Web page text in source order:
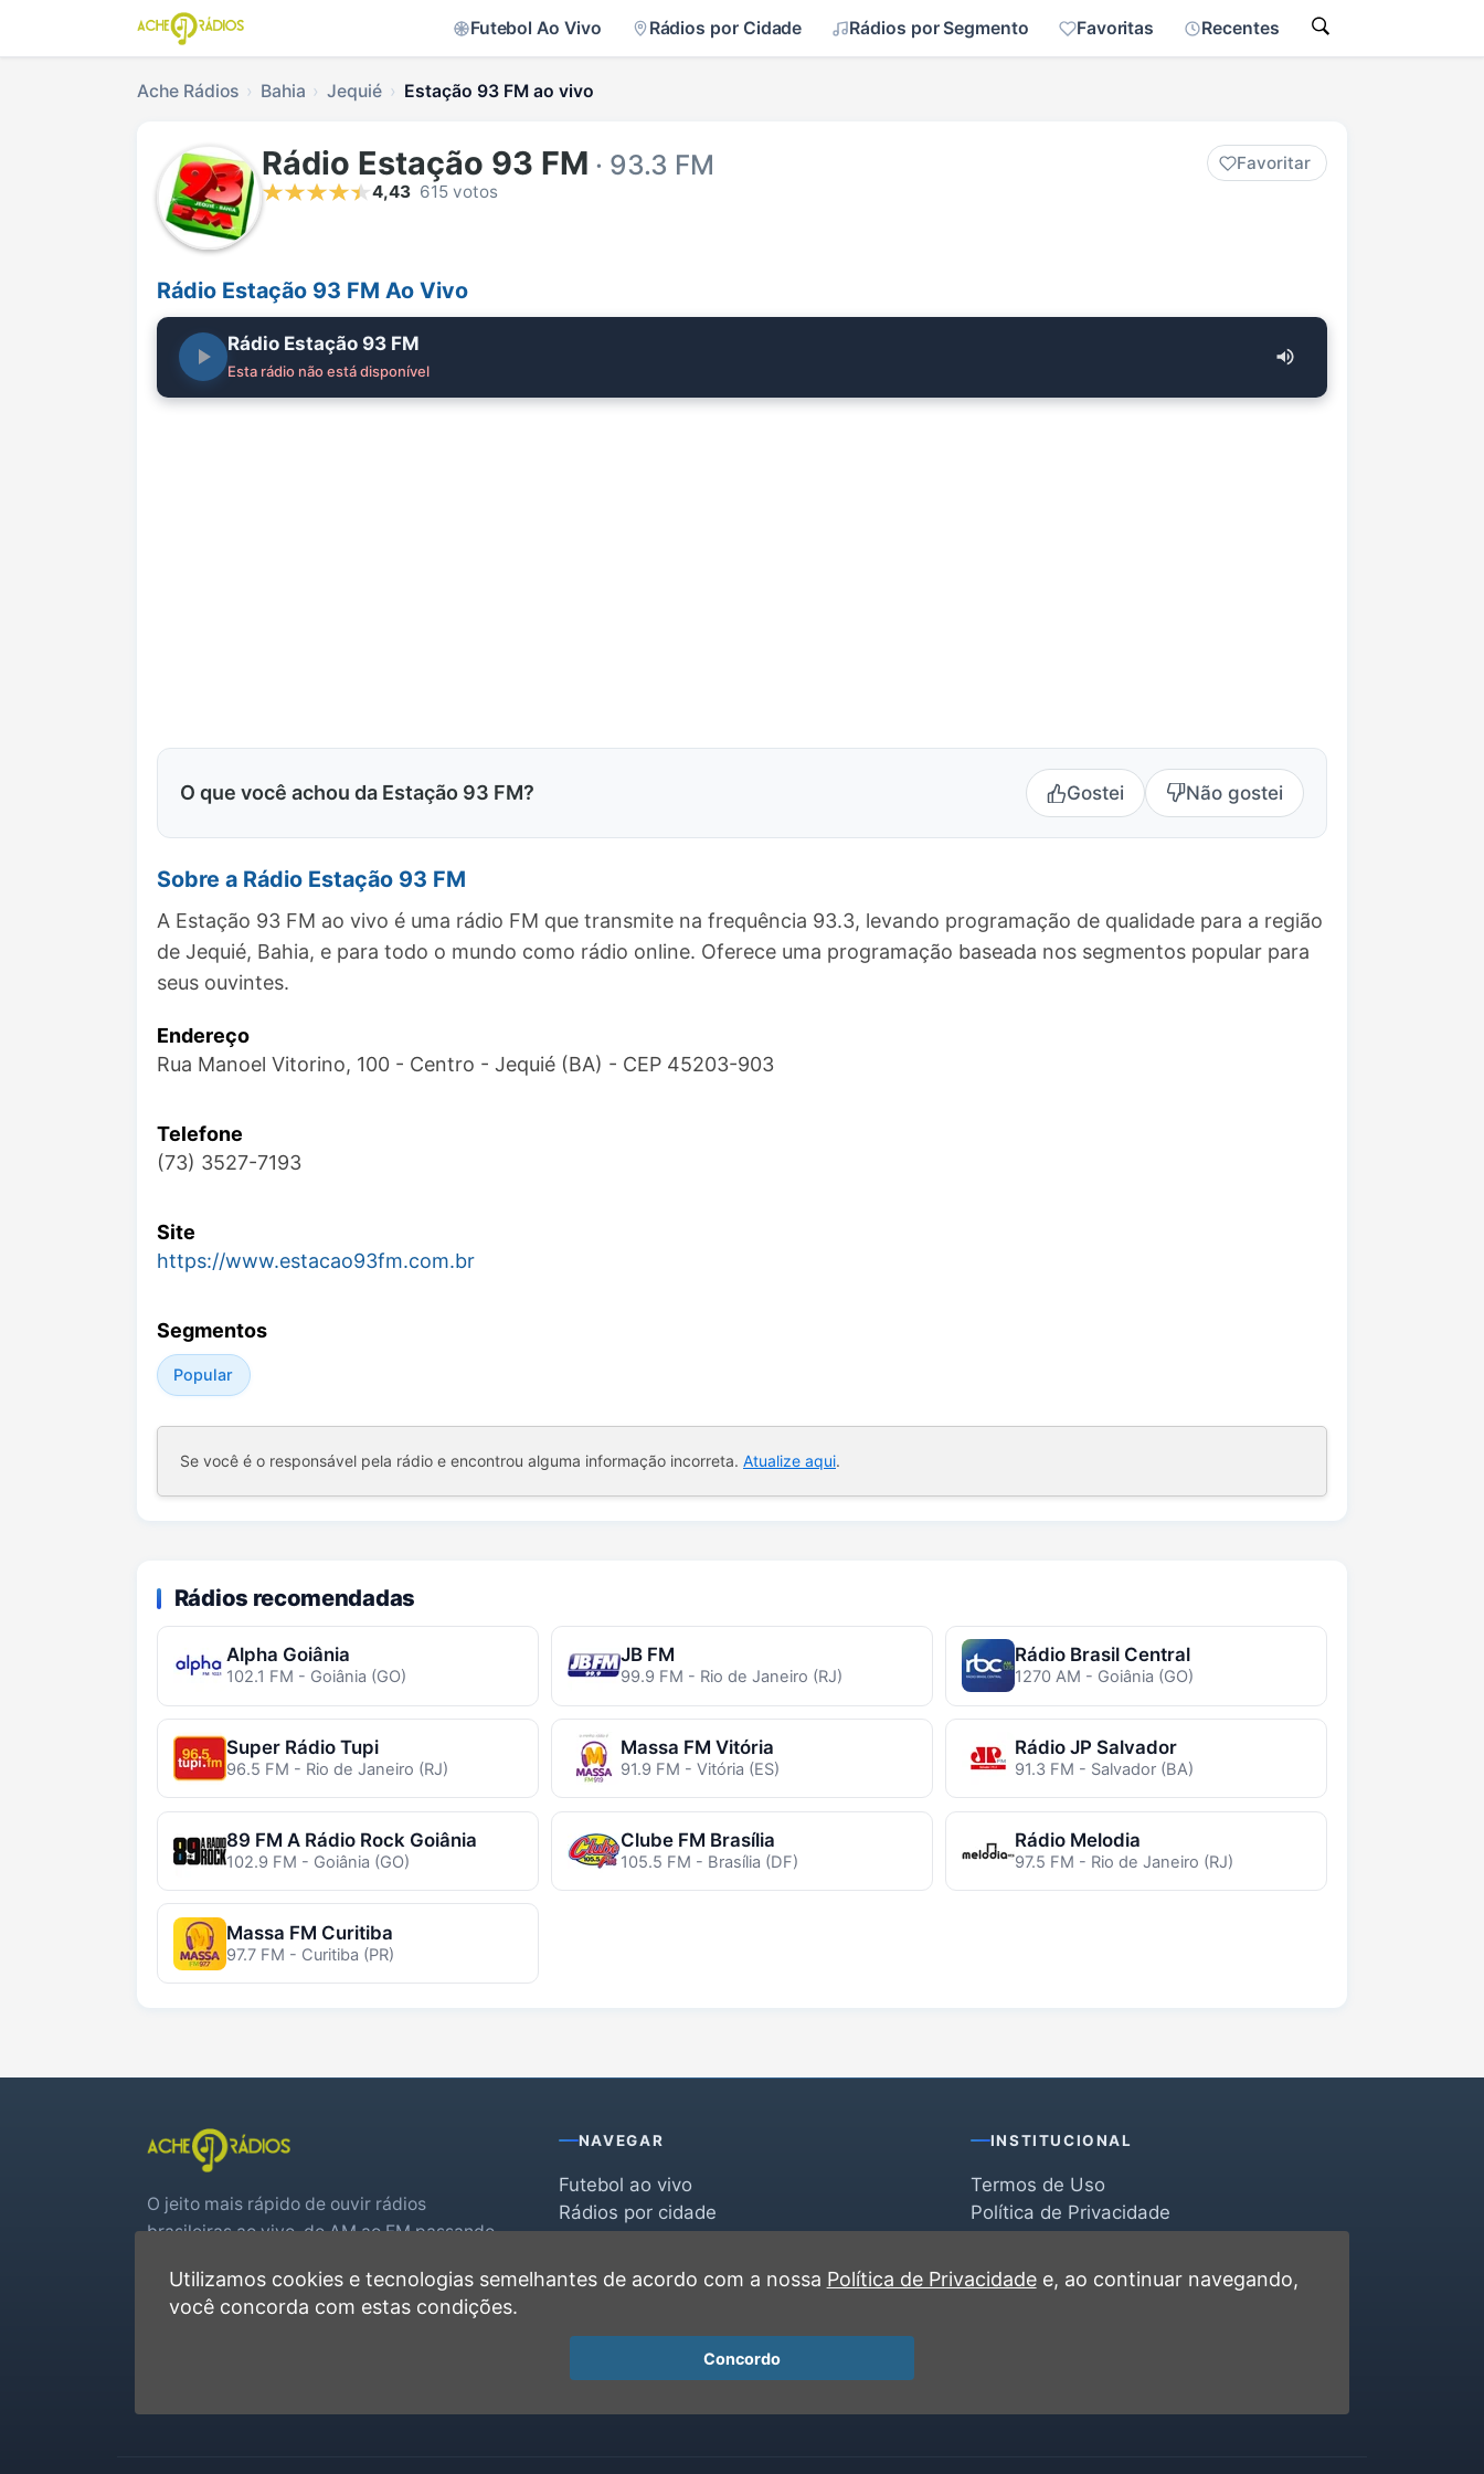
Futebol Ao Vivo Rádios por Cidade Rádios por Segmento Favoritas Recentes
Ache Rádios Bahia Jequié Estação 93 FM ao vivo
Rádio Estação 93 FM · 93.3 FM
Favoritar
4,43 615 votos
Rádio Estação 93 FM Ao Vivo
Rádio Estação 93 FM
Esta rádio não está disponível
O que você achou da Estação 93 FM? Gostei Não gostei
Sobre a Rádio Estação 93 FM
A Estação 93 FM ao vivo é uma rádio FM que transmite na frequência 93.3, levando programação de qualidade para a região
de Jequié, Bahia, e para todo o mundo como rádio online. Oferece uma programação baseada nos segmentos popular para
seus ouvintes.
Endereço
Rua Manoel Vitorino, 100 - Centro - Jequié (BA) - CEP 45203-903
Telefone
(73) 3527-7193
Site
https://www.estacao93fm.com.br
Segmentos
Popular
Se você é o responsável pela rádio e encontrou alguma informação incorreta. Atualize aqui.
Rádios recomendadas
Alpha Goiânia
102.1 FM - Goiânia (GO)
JB FM
99.9 FM - Rio de Janeiro (RJ)
Rádio Brasil Central
1270 AM - Goiânia (GO)
Super Rádio Tupi
96.5 FM - Rio de Janeiro (RJ)
Massa FM Vitória
91.9 FM - Vitória (ES)
Rádio JP Salvador
91.3 FM - Salvador (BA)
89 FM A Rádio Rock Goiânia
102.9 FM - Goiânia (GO)
Clube FM Brasília
105.5 FM - Brasília (DF)
Rádio Melodia
97.5 FM - Rio de Janeiro (RJ)
Massa FM Curitiba
97.7 FM - Curitiba (PR)
O jeito mais rápido de ouvir rádios
brasileiras ao vivo, do AM ao FM passando
real.
NAVEGAR
Futebol ao vivo
Rádios por cidade
Favoritas
INSTITUCIONAL
Termos de Uso
Política de Privacidade
Contato
Utilizamos cookies e tecnologias semelhantes de acordo com a nossa Política de Privacidadee, ao continuar navegando,
você concorda com estas condições.
Concordo